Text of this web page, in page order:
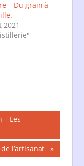
– Du grain à
2021
– Les
de l’artisanat